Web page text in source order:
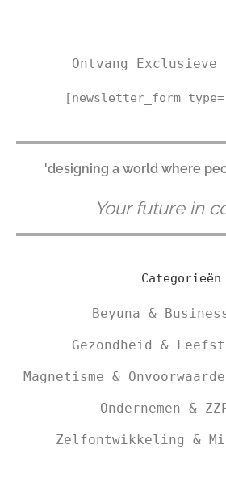
Ontvang Exclusieve
[newsletter_form
'designing a world where
Your future in
Categorieën
Beyuna &
Gezondheid &
Magnetisme &
Ondernemen &
Zelfontwikkeling &